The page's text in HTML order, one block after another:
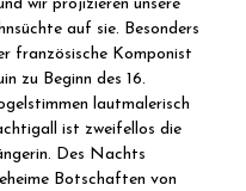
wir projizieren unsere
auf sie. Besonders
französische Komponist
zu Beginn des 16.
lautmalerisch
ist zweifellos die
Des Nachts
Botschaften von